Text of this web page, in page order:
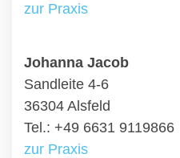
zur Praxis
Johanna Jacob
Sandleite 4-6
36304 Alsfeld
Tel.: +49 6631 9119866
zur Praxis